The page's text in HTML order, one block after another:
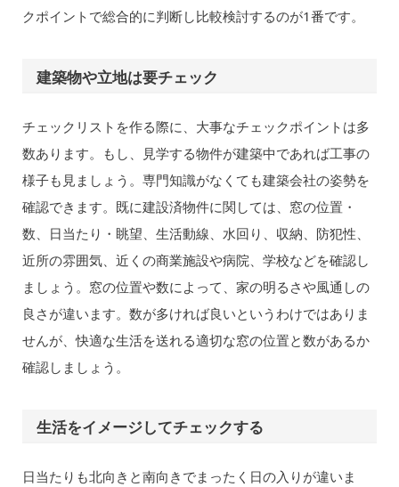
クポイントで総合的に判断し比較検討するのが1番です。
建築物や立地は要チェック
チェックリストを作る際に、大事なチェックポイントは多
数あります。もし、見学する物件が建築中であれば工事の
様子も見ましょう。専門知識がなくても建築会社の姿勢を
確認できます。既に建設済物件に関しては、窓の位置・
数、日当たり・眺望、生活動線、水回り、収納、防犯性、
近所の雰囲気、近くの商業施設や病院、学校などを確認し
ましょう。窓の位置や数によって、家の明るさや風通しの
良さが違います。数が多ければ良いというわけではありま
せんが、快適な生活を送れる適切な窓の位置と数があるか
確認しましょう。
生活をイメージしてチェックする
日当たりも北向きと南向きでまったく日の入りが違いま